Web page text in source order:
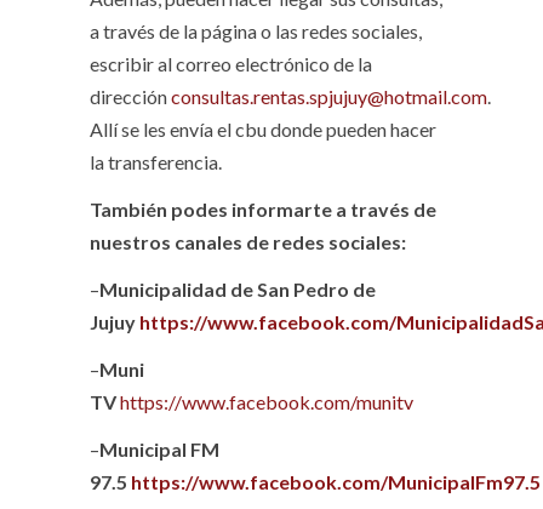
a través de la página o las redes sociales,
escribir al correo electrónico de la
direcciónconsultas.rentas.spjujuy@hotmail.com.
Allí se les envía el cbu donde pueden hacer
la transferencia.
También podes informarte a través de
nuestros canales de redes sociales:
–Municipalidad de San Pedro de
Jujuy https://www.facebook.com/
–Muni
TVhttps://www.facebook.com/munitv
–Municipal FM
97.5 https://www.facebook.com/MunicipalFm97.5